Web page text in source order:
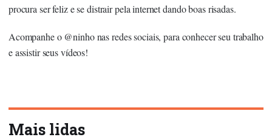
procura ser feliz e se distrair pela internet dando boas risadas.
Acompanhe o @ninhonas redes sociais, para conhecer seu trabalho
e assistir seus vídeos!
Mais lidas